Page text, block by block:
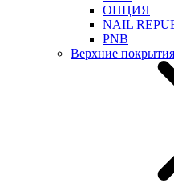
ОПЦИЯ
NAIL
PNB
Верхние